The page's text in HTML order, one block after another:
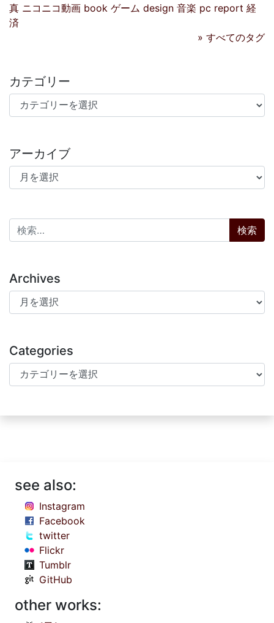
真 ニコニコ動画 book ゲーム design 音楽 pc report 経
済
» すべてのタグ
カテゴリー
カテゴリー
アーカイブ
アーカイブ
検索:
Archives
Archives
Categories
Categories
see also:
Instagram
Facebook
twitter
Flickr
Tumblr
GitHub
other works: